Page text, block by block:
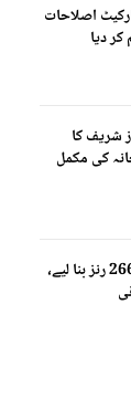
اصلاحات
دیا
شریف کا
کی مکمل
پاکستان نے پہلی اننگز دو وکٹوں پر 266 رنز بنا لیے،